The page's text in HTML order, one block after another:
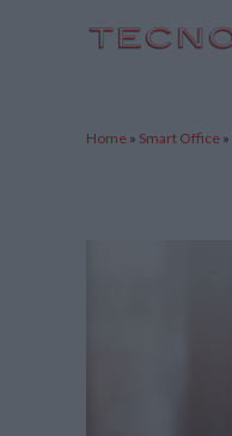
Home » Smart Office »